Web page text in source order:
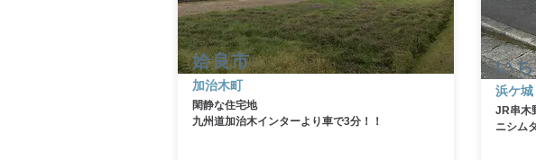
姶良市
​加治木町
閑静な住宅地
​九州道加治木インターより車で3分！！
い
浜ケ城
JR串木
ニシム